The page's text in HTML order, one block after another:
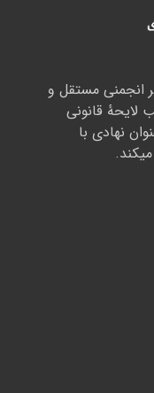
انجمنی مستقل و
لایحهٔ قانونی
نهادی با